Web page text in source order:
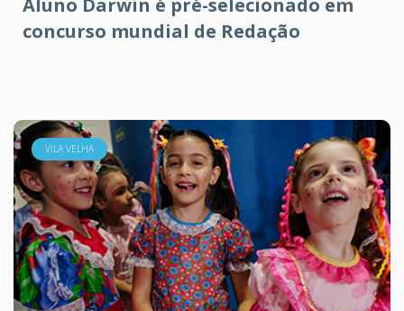
Aluno Darwin é pré-selecionado em
concurso mundial de Redação
VILA VELHA